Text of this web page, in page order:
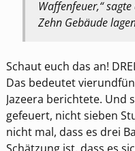
Waffenfeuer,“
Zehn Gebäude
Schaut euch das an!
Das bedeutet
Jazeera berichtete. Und
gefeuert, nicht sieben
nicht mal, dass es drei